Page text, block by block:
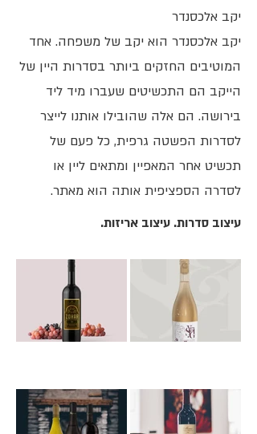
יקב אלכסנדר
יקב אלכסנדר הוא יקב של משפחה. אחד
המוטיבים החזקים ביותר בסדרות היין של
הייקב הם התכשיטים שעברו מיד ליד
בירושה. הם אלה שהובילו אותנו לייצר
לסדרות הפשטה גרפית, כל פעם של
תכשיט אחר המאפיין ומתאים ליין או
לסדרה הספציפית אותה הוא מאתר.
עיצוב סדרות. עיצוב אריזות.